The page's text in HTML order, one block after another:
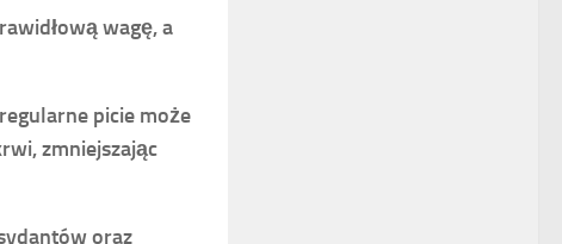
wagę, a
picie może
zmniejszając
oraz